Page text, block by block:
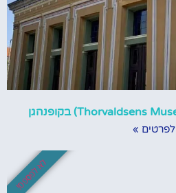
לפרטים »
לא לפספס!